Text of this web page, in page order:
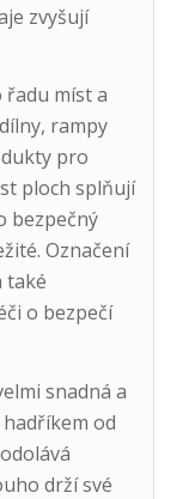
zvyšují
míst a
rampy
pro
ploch splňují
bezpečný
Označení
také
o bezpečí
snadná a
od
drží své